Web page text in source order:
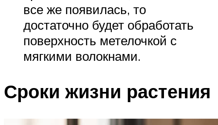
все же появилась, то
достаточно будет обработать
поверхность метелочкой с
мягкими волокнами.
Сроки жизни растения